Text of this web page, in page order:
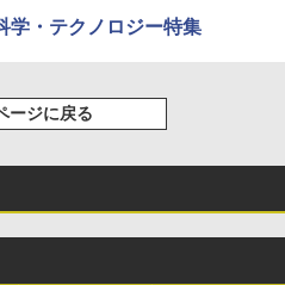
・テクノロジー特集
ージに戻る